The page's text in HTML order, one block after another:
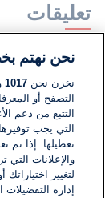
تعليقات
لا توجد
اكتب
نحن نهتم
نخزن نحن1017
التصفح أو
التتبع من دعم
التي يجب
تعطيلها. إذا تم
والإعلانات
لتغيير
إدارة